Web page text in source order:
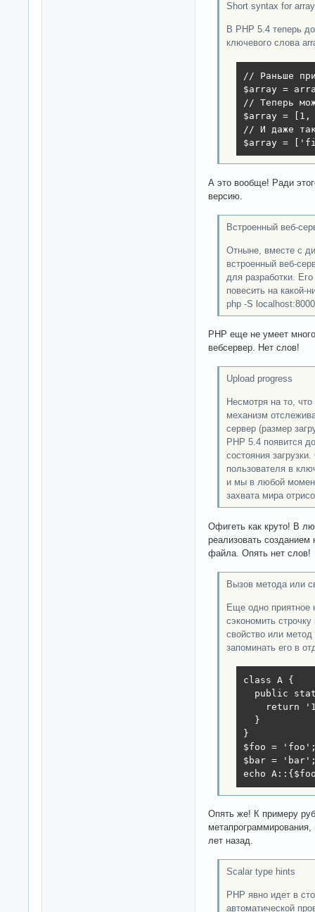
Short syntax for
В PHP 5.4 теперь
ключевого слова
// Раньше
$array =
// Теперь
$array =
// И даже
$array =
А это вообще! Ради
версию.
Встроенный веб-
Отныне, вместе с
встроенный веб-
для разработки.
повесить на какой-
php -S localhost:8000
PHP еще не умеет
вебсервер. Нет слов!
Upload progress
Несмотря на то,
механизм
сервер (размер
PHP 5.4 появится
состояния
пользователя в
и мы в любой
захвата мира
Офигеть как круто! В
реализовать созданием
файла. Опять нет слов!
Вызов метода или
Еще одно приятное
сэкономить
свойство или
запоминать его в
class A {
public
return
  }
}
$foo =
$bar =
echo
Опять же! К примеру
лет назад.
Scalar type hints
PHP явно идет в
автоматической